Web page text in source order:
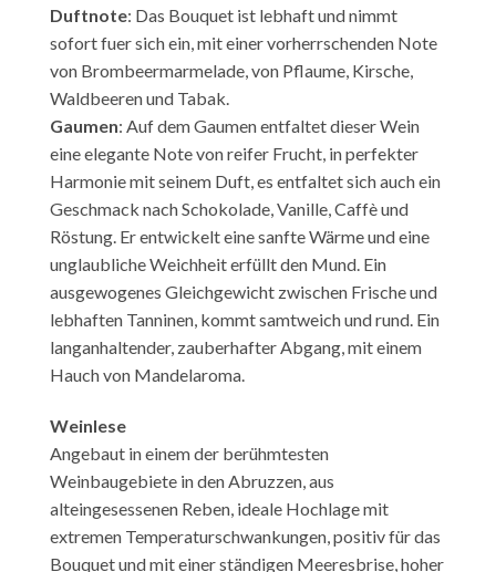
Duftnote: Das Bouquet ist lebhaft und nimmt
sofort fuer sich ein, mit einer vorherrschenden Note
von Brombeermarmelade, von Pflaume, Kirsche,
Waldbeeren und Tabak.
Gaumen: Auf dem Gaumen entfaltet dieser Wein
eine elegante Note von reifer Frucht, in perfekter
Harmonie mit seinem Duft, es entfaltet sich auch ein
Geschmack nach Schokolade, Vanille, Caffè und
Röstung. Er entwickelt eine sanfte Wärme und eine
unglaubliche Weichheit erfüllt den Mund. Ein
ausgewogenes Gleichgewicht zwischen Frische und
lebhaften Tanninen, kommt samtweich und rund. Ein
langanhaltender, zauberhafter Abgang, mit einem
Hauch von Mandelaroma.
Weinlese
Angebaut in einem der berühmtesten
Weinbaugebiete in den Abruzzen, aus
alteingesessenen Reben, ideale Hochlage mit
extremen Temperaturschwankungen, positiv für das
Bouquet und mit einer ständigen Meeresbrise, hoher